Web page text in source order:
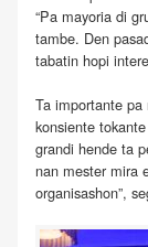
“Pa mayoria di
tambe. Den
tabatin hopi
Ta importante
konsiente
grandi hende ta
nan mester mira
organisashon”,